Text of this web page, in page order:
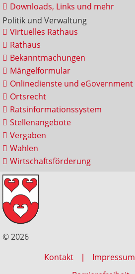
Downloads, Links und mehr
Politik und Verwaltung
Virtuelles Rathaus
Rathaus
Bekanntmachungen
Mängelformular
Onlinedienste und eGovernment
Ortsrecht
Ratsinformationssystem
Stellenangebote
Vergaben
Wahlen
Wirtschaftsförderung
© 2026
Kontakt
Impressum